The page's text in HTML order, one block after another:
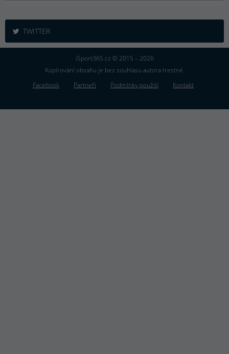
TWITTER
Facebook Partneři Podmínky použití Kontakt
iSport365.cz © 2015 – 2026
Kopírování obsahu je bez souhlasu autora trestné.